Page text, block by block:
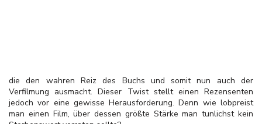
die den wahren Reiz des Buchs und somit nun auch der
Verfilmung ausmacht. Dieser Twist stellt einen Rezensenten
jedoch vor eine gewisse Herausforderung. Denn wie lobpreist
man einen Film, über dessen größte Stärke man tunlichst kein